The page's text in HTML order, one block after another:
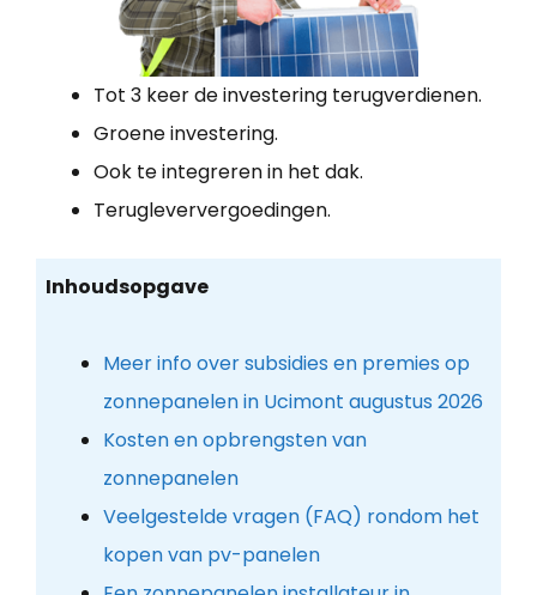
Tot 3 keer de investering terugverdienen.
Groene investering.
Ook te integreren in het dak.
Terugleververgoedingen.
Inhoudsopgave
Meer info over subsidies en premies op
zonnepanelen in Ucimont augustus 2026
Kosten en opbrengsten van
zonnepanelen
Veelgestelde vragen (FAQ) rondom het
kopen van pv-panelen